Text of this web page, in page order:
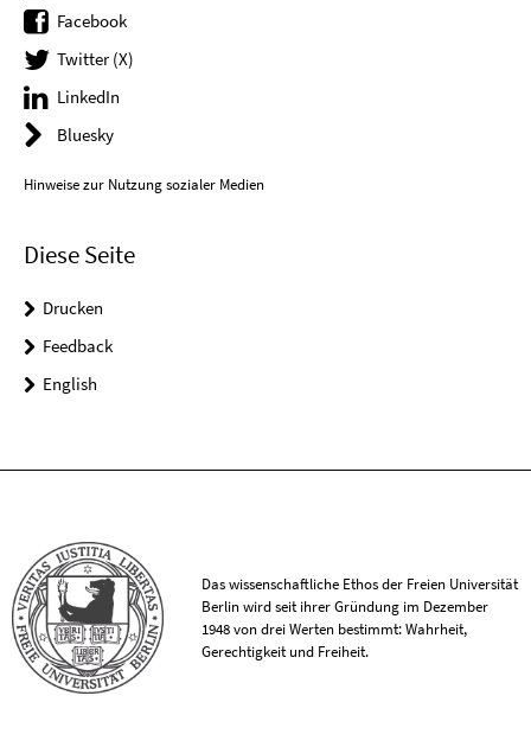
Facebook
Twitter (X)
LinkedIn
Bluesky
Hinweise zur Nutzung sozialer Medien
Diese Seite
Drucken
Feedback
English
Das wissenschaftliche Ethos der Freien Universität
Berlin wird seit ihrer Gründung im Dezember
1948 von drei Werten bestimmt: Wahrheit,
Gerechtigkeit und Freiheit.